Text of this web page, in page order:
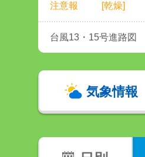
注意報 [乾燥]
台風13・15号進路図
気象情報